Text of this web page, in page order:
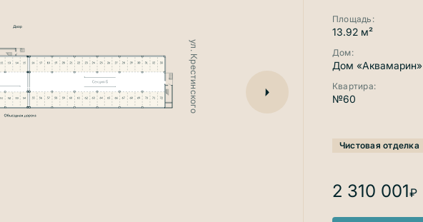
ул. Крестинского
Площадь:
13.92 м²
Дом:
Дом «Аквамарин»
Квартира:
№60
Чистовая отделка
2 310 001₽